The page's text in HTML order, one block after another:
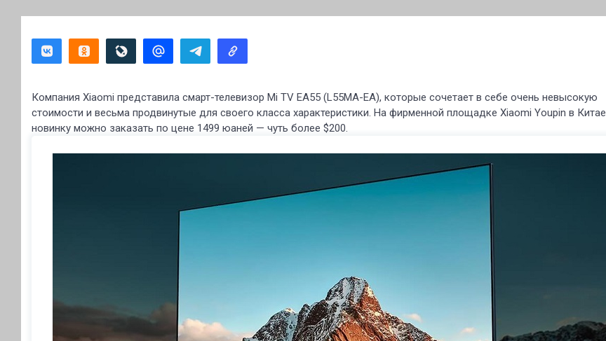
Компания Xiaomi представила смарт-телевизор Mi TV EA55 (L55MA-EA), которые сочетает в себе очень невысокую
стоимости и весьма продвинутые для своего класса характеристики. На фирменной площадке Xiaomi Youpin в Китае
новинку можно заказать по цене 1499 юаней — чуть более $200.